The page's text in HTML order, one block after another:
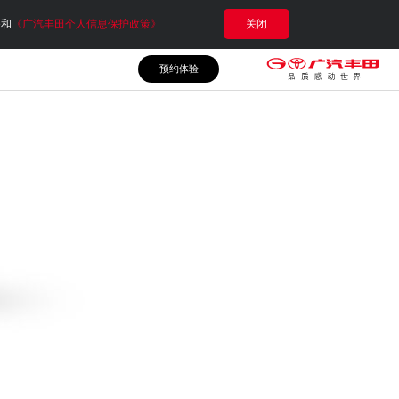
《广汽丰田个人信息保护政策》 关闭
预约体验